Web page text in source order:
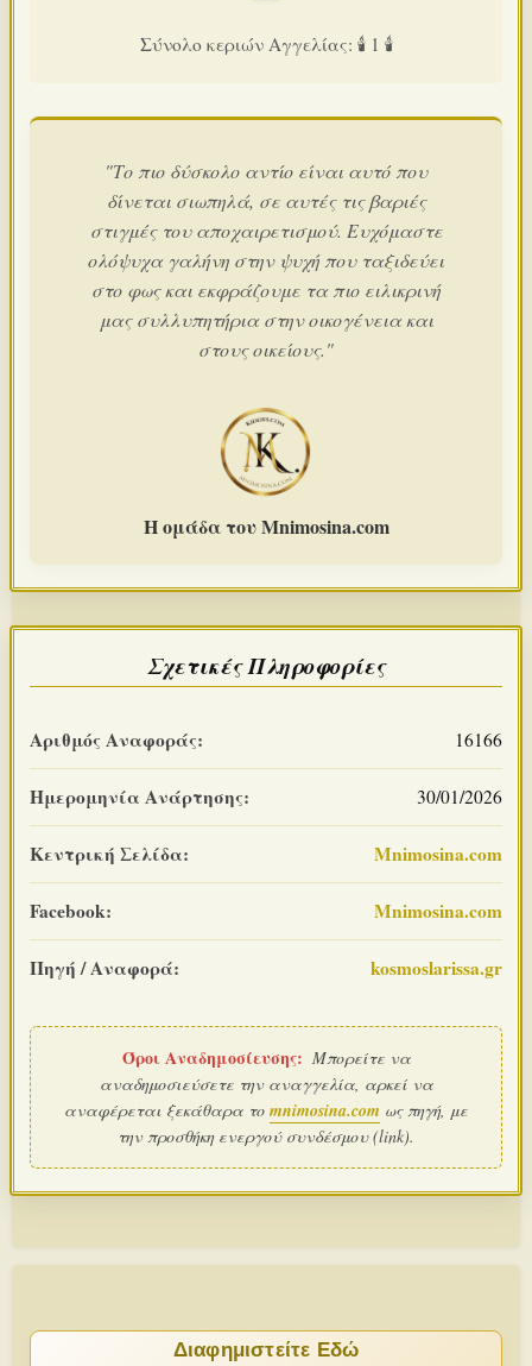
Σύνολο κεριών Αγγελίας: 🕯️ 1 🕯️
"Το πιο δύσκολο αντίο είναι αυτό που
δίνεται σιωπηλά, σε αυτές τις βαριές
στιγμές του αποχαιρετισμού. Ευχόμαστε
ολόψυχα γαλήνη στην ψυχή που ταξιδεύει
στο φως και εκφράζουμε τα πιο ειλικρινή
μας συλλυπητήρια στην οικογένεια και
στους οικείους."
Η ομάδα του Mnimosina.com
Σχετικές Πληροφορίες
Αριθμός Αναφοράς: 16166
Ημερομηνία Ανάρτησης: 30/01/2026
Κεντρική Σελίδα: Mnimosina.com
Facebook: Mnimosina.com
Πηγή / Αναφορά: kosmoslarissa.gr
Όροι Αναδημοσίευσης: Μπορείτε να
αναδημοσιεύσετε την αναγγελία, αρκεί να
αναφέρεται ξεκάθαρα το mnimosina.com ως πηγή, με
την προσθήκη ενεργού συνδέσμου (link).
Διαφημιστείτε Εδώ